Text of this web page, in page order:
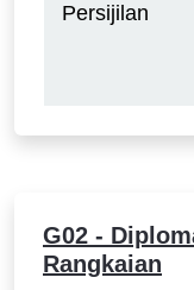
Persijilan
G02 -
Rangkaian